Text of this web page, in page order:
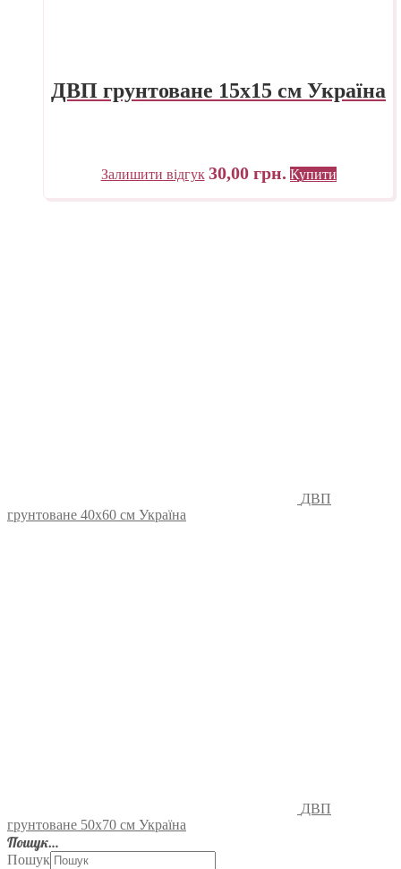
ДВП грунтоване 15х15 см Україна
Залишити відгук 30,00 грн. Купити
ДВП
грунтоване 40х60 см Україна
ДВП
грунтоване 50х70 см Україна
Пошук…
Пошук